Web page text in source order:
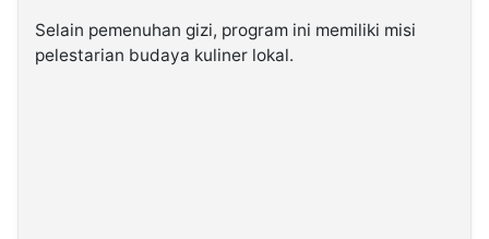
Selain pemenuhan gizi, program ini memiliki misi
pelestarian budaya kuliner lokal.